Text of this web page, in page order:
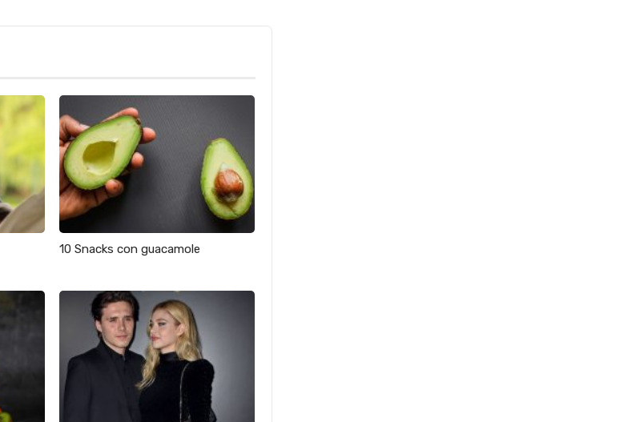
10 Snacks con guacamole